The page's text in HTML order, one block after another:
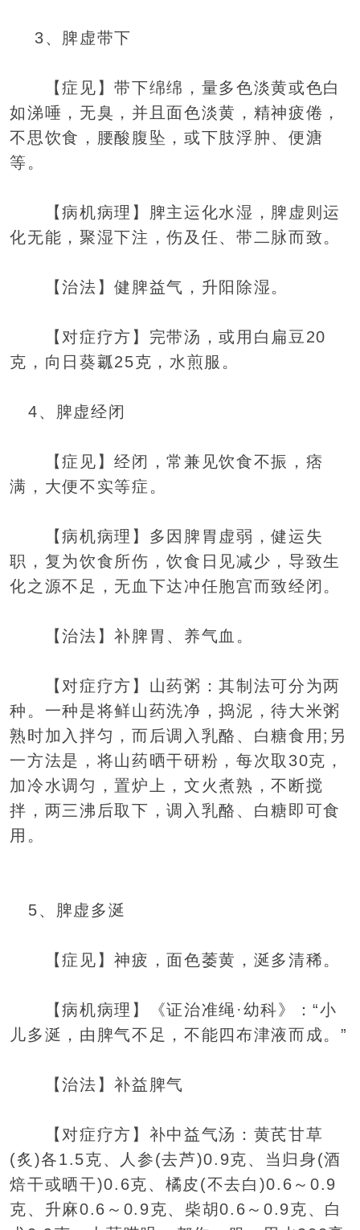
3、脾虚带下
【症见】带下绵绵，量多色淡黄或色白
如涕唾，无臭，并且面色淡黄，精神疲倦，
不思饮食，腰酸腹坠，或下肢浮肿、便溏
等。
【病机病理】脾主运化水湿，脾虚则运
化无能，聚湿下注，伤及任、带二脉而致。
【治法】健脾益气，升阳除湿。
【对症疗方】完带汤，或用白扁豆20
克，向日葵瓤25克，水煎服。
4、脾虚经闭
【症见】经闭，常兼见饮食不振，痞
满，大便不实等症。
【病机病理】多因脾胃虚弱，健运失
职，复为饮食所伤，饮食日见减少，导致生
化之源不足，无血下达冲任胞宫而致经闭。
【治法】补脾胃、养气血。
【对症疗方】山药粥：其制法可分为两
种。一种是将鲜山药洗净，捣泥，待大米粥
熟时加入拌匀，而后调入乳酪、白糖食用;另
一方法是，将山药晒干研粉，每次取30克，
加冷水调匀，置炉上，文火煮熟，不断搅
拌，两三沸后取下，调入乳酪、白糖即可食
用。
5、脾虚多涎
【症见】神疲，面色萎黄，涎多清稀。
【病机病理】《证治准绳·幼科》：“小
儿多涎，由脾气不足，不能四布津液而成。”
【治法】补益脾气
【对症疗方】补中益气汤：黄芪甘草
(炙)各1.5克、人参(去芦)0.9克、当归身(酒
焙干或晒干)0.6克、橘皮(不去白)0.6～0.9
克、升麻0.6～0.9克、柴胡0.6～0.9克、白